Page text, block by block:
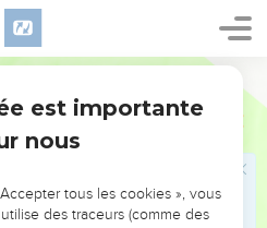
Jésus. Il se met à genoux
aide en disant : « Si tu le veux,
lui. Il tend la main, touche le
sois guéri. »
est importante
nous
tous les cookies », vous
des traceurs (comme des